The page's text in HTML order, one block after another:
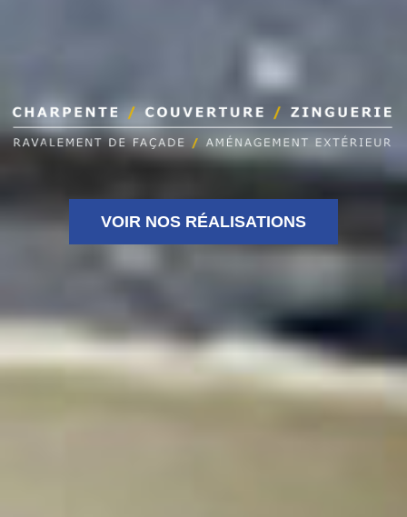
VOIR NOS RÉALISATIONS